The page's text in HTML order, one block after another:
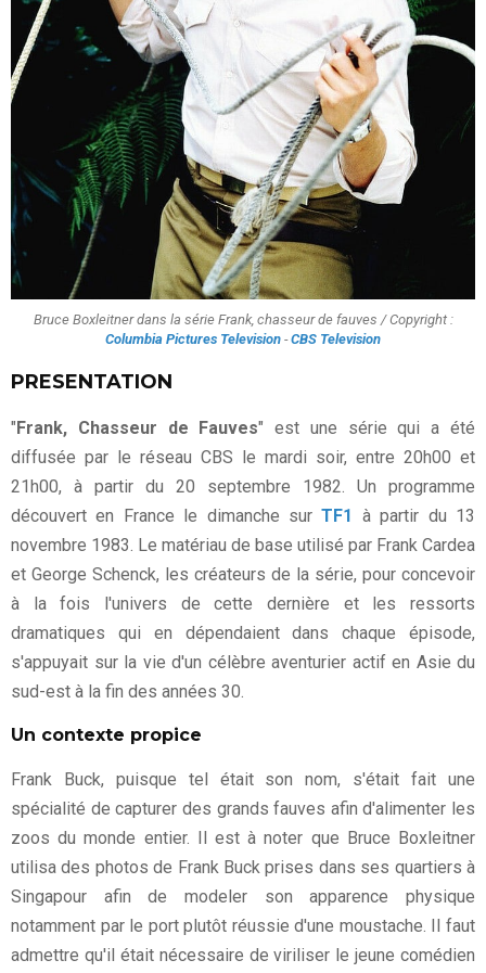
Bruce Boxleitner dans la série Frank, chasseur de fauves / Copyright :
Columbia Pictures Television -CBS Television
PRESENTATION
"Frank, Chasseur de Fauves" est une série qui a été
diffusée par le réseau CBS le mardi soir, entre 20h00 et
21h00, à partir du 20 septembre 1982. Un programme
découvert en France le dimanche surTF1 à partir du 13
novembre 1983. Le matériau de base utilisé par Frank Cardea
et George Schenck, les créateurs de la série, pour concevoir
à la fois l'univers de cette dernière et les ressorts
dramatiques qui en dépendaient dans chaque épisode,
s'appuyait sur la vie d'un célèbre aventurier actif en Asie du
sud-est à la fin des années 30.
Un contexte propice
Frank Buck, puisque tel était son nom, s'était fait une
spécialité de capturer des grands fauves afin d'alimenter les
zoos du monde entier. Il est à noter que Bruce Boxleitner
utilisa des photos de Frank Buck prises dans ses quartiers à
Singapour afin de modeler son apparence physique
notamment par le port plutôt réussie d'une moustache. Il faut
admettre qu'il était nécessaire de viriliser le jeune comédien